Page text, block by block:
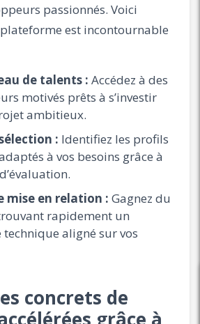
passionnés. Voici
est incontournable
de talents : Accédez à des
motivés prêts à s’investir
ambitieux.
: Identifiez les profils
à vos besoins grâce à
mise en relation : Gagnez du
rapidement un
aligné sur vos
concrets de